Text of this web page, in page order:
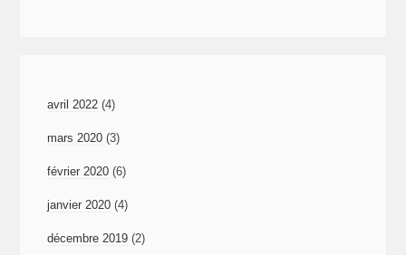
avril 2022 (4)
mars 2020 (3)
février 2020 (6)
janvier 2020 (4)
décembre 2019 (2)